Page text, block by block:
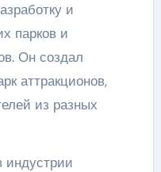
и
парков и
Он создал
аттракционов,
из разных